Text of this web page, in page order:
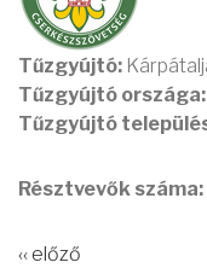
Tűzgyújtó:
Tűzgyújtó országa:
Tűzgyújtó
Résztvevők száma
‹‹ előző